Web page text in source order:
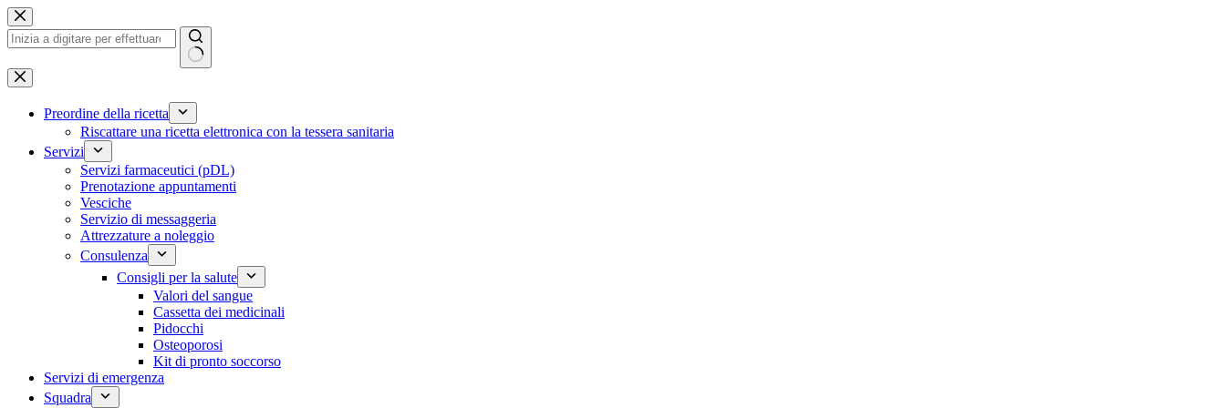
Vai
al
contenuto
Nessun
risultato
Preordine della ricetta
Riscattare una ricetta elettronica con la tessera sanitaria
Servizi
Servizi farmaceutici (pDL)
Prenotazione appuntamenti
Vesciche
Servizio di messaggeria
Attrezzature a noleggio
Consulenza
Consigli per la salute
Valori del sangue
Cassetta dei medicinali
Pidocchi
Osteoporosi
Kit di pronto soccorso
Servizi di emergenza
Squadra